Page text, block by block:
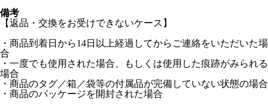
備考
【返品・交換をお受けできないケース】
・商品到着日から14日以上経過してからご連絡をいただいた場
合
・一度でも使用された場合、もしくは使用した痕跡がみられる
場合
・商品のタグ／箱／袋等の付属品が完備していない状態の場合
・商品のパッケージを開封された場合